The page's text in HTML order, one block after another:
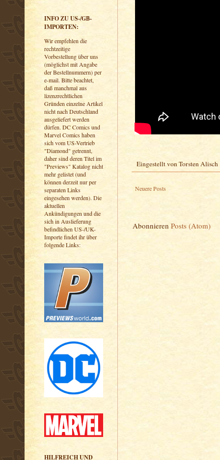
Eingestellt von Torsten Alisch
Neuere Posts
Abonnieren Posts (Atom)
INFO ZU US-/GB-
IMPORTEN:
Wir empfehlen die
rechtzeitige
Vorbestellung über uns
(möglichst mit Angabe
der Bestellnummern) per
e-mail. Bitte beachtet,
daß manchmal aus
lizenzrechtlichen
Gründen einzelne Artikel
nicht nach Deutschland
ausgeliefert werden
dürfen. DC Comics und
Marvel Comics haben
sich vom US-Vertrieb
"Diamond" getrennt,
daher sind deren Titel im
"Previews" Katalog nicht
mehr gelistet (und
können derzeit nur per
separaten Links
eingesehen werden). Die
aktuellen
Ankündigungen und die
sich in Auslieferung
befindlichen US-/UK-
Importe findet ihr über
folgende Links:
HILFREICH UND